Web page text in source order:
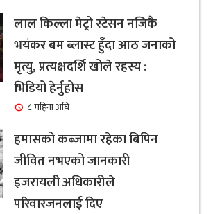
लाल किल्ला मेट्रो स्टेसन नजिकै
भयंकर बम ब्लास्ट हुँदा आठ जनाको
मृत्यु, प्रत्यक्षदर्शि खोले रहस्य :
भिडियो हेर्नुहोस
८ महिना अघि
हमासको कब्जामा रहेका बिपिन
जीवित नभएको जानकारी
इजरायली अधिकारीले
परिवारजनलाई दिए